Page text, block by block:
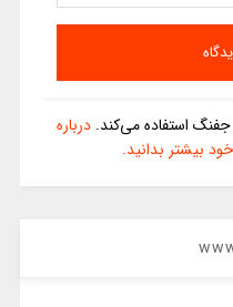
استفاده می‌کند. درباره
بیشتر بدانید.